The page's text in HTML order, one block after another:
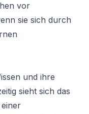
vor
sie sich durch
und ihre
sieht sich das